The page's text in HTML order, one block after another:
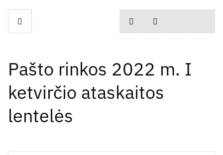
spausdintiDalintis
Pašto rinkos 2022 m. I
ketvirčio ataskaitos
lentelės